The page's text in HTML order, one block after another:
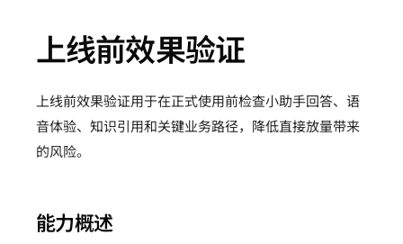
上线前效果验证
上线前效果验证用于在正式使用前检查小助手回答、语
音体验、知识引用和关键业务路径，降低直接放量带来
的风险。
能力概述